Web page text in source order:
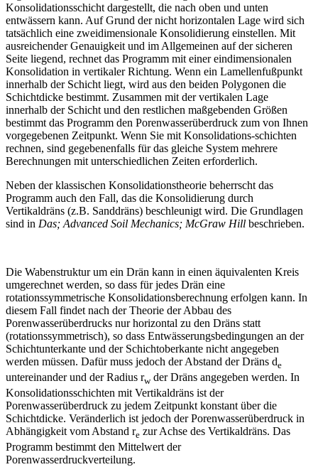
Konsolidationsschicht dargestellt, die nach oben und unten
entwässern kann. Auf Grund der nicht horizontalen Lage wird sich
tatsächlich eine zweidimensionale Konsolidierung einstellen. Mit
ausreichender Genauigkeit und im Allgemeinen auf der sicheren
Seite liegend, rechnet das Programm mit einer eindimensionalen
Konsolidation in vertikaler Richtung. Wenn ein Lamellenfußpunkt
innerhalb der Schicht liegt, wird aus den beiden Polygonen die
Schichtdicke bestimmt. Zusammen mit der vertikalen Lage
innerhalb der Schicht und den restlichen maßgebenden Größen
bestimmt das Programm den Porenwasserüberdruck zum von Ihnen
vorgegebenen Zeitpunkt. Wenn Sie mit Konsolidations-schichten
rechnen, sind gegebenenfalls für das gleiche System mehrere
Berechnungen mit unterschiedlichen Zeiten erforderlich.
Neben der klassischen Konsolidationstheorie beherrscht das
Programm auch den Fall, das die Konsolidierung durch
Vertikaldräns (z.B. Sanddräns) beschleunigt wird. Die Grundlagen
sind in Das; Advanced Soil Mechanics; McGraw Hill beschrieben.
Die Wabenstruktur um ein Drän kann in einen äquivalenten Kreis
umgerechnet werden, so dass für jedes Drän eine
rotationssymmetrische Konsolidationsberechnung erfolgen kann. In
diesem Fall findet nach der Theorie der Abbau des
Porenwasserüberdrucks nur horizontal zu den Dräns statt
(rotationssymmetrisch), so dass Entwässerungsbedingungen an der
Schichtunterkante und der Schichtoberkante nicht angegeben
werden müssen. Dafür muss jedoch der Abstand der Dräns de
untereinander und der Radius rwder Dräns angegeben werden. In
Konsolidationsschichten mit Vertikaldräns ist der
Porenwasserüberdruck zu jedem Zeitpunkt konstant über die
Schichtdicke. Veränderlich ist jedoch der Porenwasserüberdruck in
Abhängigkeit vom Abstand re zur Achse des Vertikaldräns. Das
Programm bestimmt den Mittelwert der
Porenwasserdruckverteilung.